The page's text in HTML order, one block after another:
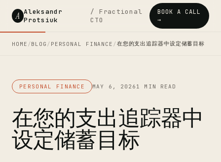
A Aleksandr
Protsiuk
/ Fractional
CTO
BOOK A CALL
→
HOME /BLOG / PERSONAL FINANCE /在您的支出追踪器中设定储蓄目标
PERSONAL FINANCE MAY 6, 2026 1 MIN READ
在您的支出追踪器中
设定储蓄目标